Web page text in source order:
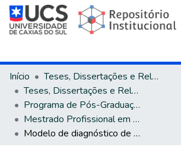
Início
Teses, Dissertações e Relatórios
Teses, Dissertações e Relatórios defendidos na UCS
Programa de Pós-Graduação em Engenharia de Produção
Mestrado Profissional em Engenharia de Produção
Modelo de diagnóstico de maturidade do sistema de gestão da produção em micro e pequenas empresas